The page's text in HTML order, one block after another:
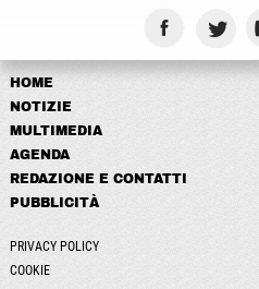
HOME
NOTIZIE
MULTIMEDIA
AGENDA
REDAZIONE E CONTATTI
PUBBLICITÀ
PRIVACY POLICY
COOKIE